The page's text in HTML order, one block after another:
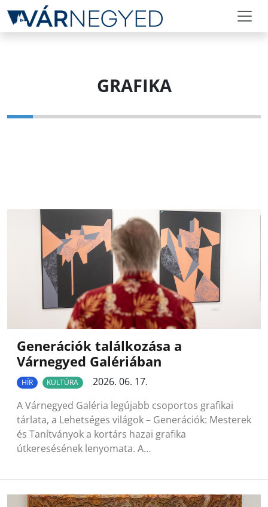
GRAFIKA
Generációk találkozása a
Várnegyed Galériában
HÍR KULTÚRA
2026. 06. 17.
A Várnegyed Galéria legújabb csoportos grafikai
tárlata, a Lehetséges világok – Generációk: Mesterek
és Tanítványok a kortárs hazai grafika
útkeresésének lenyomata. A…